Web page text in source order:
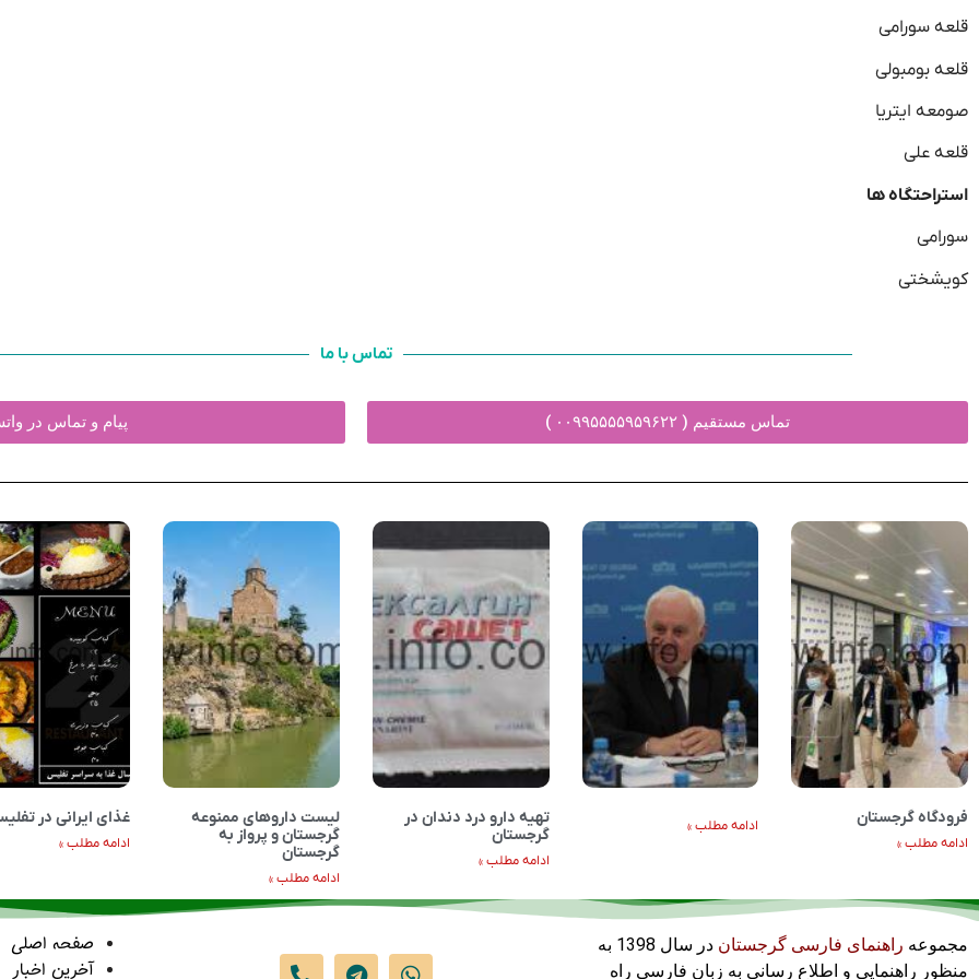
قلعه سورامی
قلعه بومبولی
صومعه ایتریا
قلعه علی
استراحتگاه ها
سورامی
کویشختی
تماس با ما
تماس مستقیم ( ۰۰۹۹۵۵۵۵۹۵۹۶۲۲ ) پیام و تماس در
فرودگاه گرجستان
ادامه مطلب »
ادامه مطلب »
تهیه دارو درد دندان در
گرجستان
ادامه مطلب »
لیست داروهای ممنوعه
گرجستان و پرواز به
گرجستان
ادامه مطلب »
غذای ایرانی در
ادامه مطلب »
مجموعه راهنمای فارسی گرجستان
در سال 1398 به
منظور راهنمایی و اطلاع رسانی به زبان فارسی راه
صفحه اصلی
آخرین اخبار